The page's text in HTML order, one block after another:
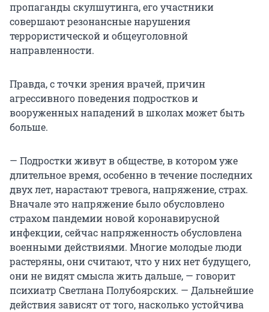
пропаганды скулшутинга, его участники
совершают резонансные нарушения
террористической и общеуголовной
направленности.
Правда, с точки зрения врачей, причин
агрессивного поведения подростков и
вооруженных нападений в школах может быть
больше.
— Подростки живут в обществе, в котором уже
длительное время, особенно в течение последних
двух лет, нарастают тревога, напряжение, страх.
Вначале это напряжение было обусловлено
страхом пандемии новой коронавирусной
инфекции, сейчас напряженность обусловлена
военными действиями. Многие молодые люди
растеряны, они считают, что у них нет будущего,
они не видят смысла жить дальше, — говорит
психиатр Светлана Полубоярских. — Дальнейшие
действия зависят от того, насколько устойчива